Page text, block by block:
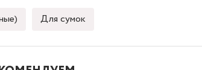
Для сумок